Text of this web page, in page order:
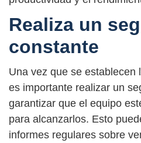
Realiza un
constante
Una vez que se establecen
es importante realizar un
garantizar que el equipo
para alcanzarlos. Esto
informes regulares sobre